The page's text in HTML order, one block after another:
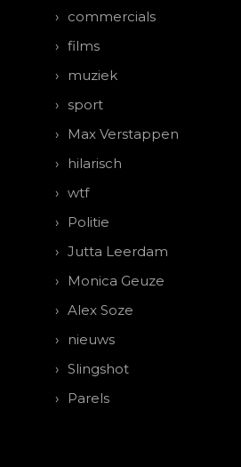
commercials
films
muziek
sport
Max Verstappen
hilarisch
wtf
Politie
Jutta Leerdam
Monica Geuze
Alex Soze
nieuws
Slingshot
Parels